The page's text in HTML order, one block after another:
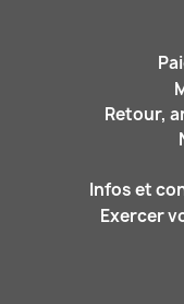
Retour,
Infos et
Exercer